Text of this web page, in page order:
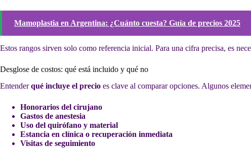
Mamoplastia en Argentina: ¿Cuánto cuesta? Guía de precios 2025
Estos rangos sirven solo como referencia inicial. Para una cifra precisa, es
Desglose de costos: qué está incluido y qué no
Entenderqué incluye el precio es clave al comparar opciones. Algunos
Honorarios del cirujano
Gastos de anestesia
Uso del quirófano y material
Estancia en clínica o recuperación inmediata
Visitas de seguimiento